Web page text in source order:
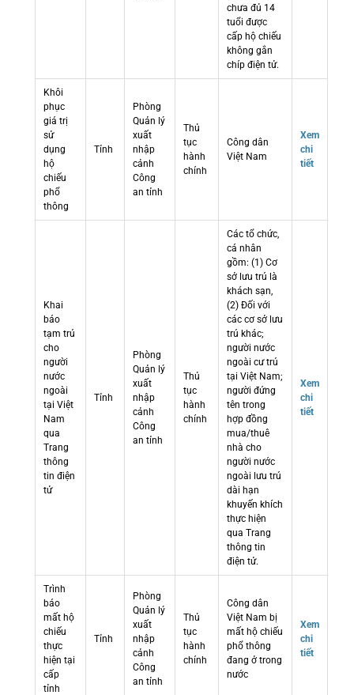
chưa đủ 14
tuổi được
cấp hộ chiếu
không gắn
chíp điện tử.
Khôi
phục
giá trị
sử
dụng
hộ
chiếu
phổ
thông
Tỉnh
Phòng
Quản lý
xuất
nhập
cảnh
Công
an tỉnh
Thủ
tục
hành
chính
Công dân
Việt Nam
Xem
chi
tiết
Khai
báo
tạm trú
cho
người
nước
ngoài
tại Việt
Nam
qua
Trang
thông
tin điện
tử
Tỉnh
Phòng
Quản lý
xuất
nhập
cảnh
Công
an tỉnh
Thủ
tục
hành
chính
Các tổ chức,
cá nhân
gồm: (1) Cơ
sở lưu trú là
khách sạn,
(2) Đối với
các cơ sở lưu
trú khác;
người nước
ngoài cư trú
tại Việt Nam;
người đứng
tên trong
hợp đồng
mua/thuê
nhà cho
người nước
ngoài lưu trú
dài hạn
khuyến khích
thực hiện
qua Trang
thông tin
điện tử.
Xem
chi
tiết
Trình
báo
mất hộ
chiếu
thực
hiện tại
cấp
tỉnh
Tỉnh
Phòng
Quản lý
xuất
nhập
cảnh
Công
an tỉnh
Thủ
tục
hành
chính
Công dân
Việt Nam bị
mất hộ chiếu
phổ thông
đang ở trong
nước
Xem
chi
tiết